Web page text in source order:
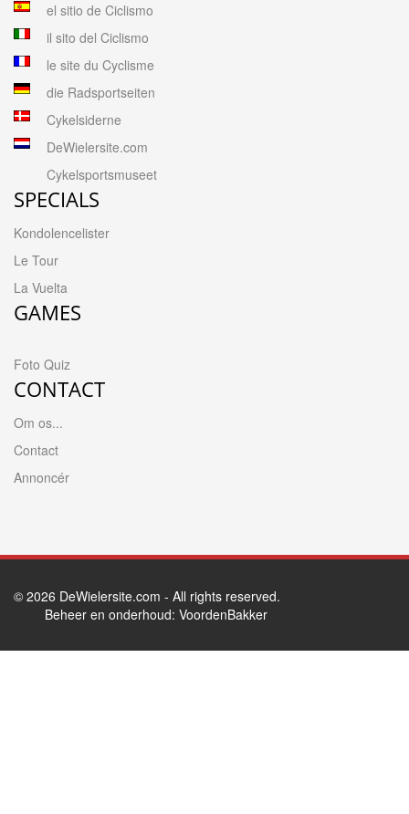
el sitio de Ciclismo
il sito del Ciclismo
le site du Cyclisme
die Radsportseiten
Cykelsiderne
DeWielersite.com
Cykelsportsmuseet
SPECIALS
Kondolencelister
Le Tour
La Vuelta
GAMES
Foto Quiz
CONTACT
Om os...
Contact
Annoncér
© 2026 DeWielersite.com - All rights reserved.
Beheer en onderhoud: VoordenBakker